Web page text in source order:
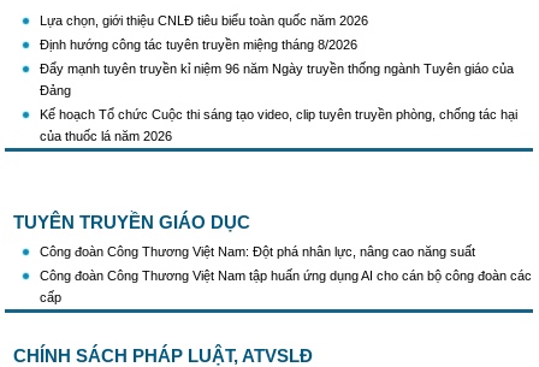
Lựa chọn, giới thiệu CNLĐ tiêu biểu toàn quốc năm 2026
Định hướng công tác tuyên truyền miệng tháng 8/2026
Đẩy mạnh tuyên truyền kỉ niệm 96 năm Ngày truyền thống ngành Tuyên giáo của
Đảng
Kế hoạch Tổ chức Cuộc thi sáng tạo video, clip tuyên truyền phòng, chống tác hại
của thuốc lá năm 2026
KH Triển khai Ch/tr hành động của CĐCTVN thực hiện Chỉ thị số 58/CT-TW ngày
tình hình mới"
truyền thống, ngày thành lập, ngày tái lập sau sắp xếp tổ chức bộ máy của hệ thống
chính trị
Triển khai truyền thông "Chiến dịch 500 ngày đêm đẩy mạnh thực hiện tìm kiếm, quy
Hướng dẫn tuyên truyền kỷ niệm 97 năm Ngày thành lập Công đoàn Việt Nam
TUYÊN TRUYỀN GIÁO DỤC
Công đoàn Công Thương Việt Nam: Đột phá nhân lực, nâng cao năng suất
Công đoàn Công Thương Việt Nam tập huấn ứng dụng AI cho cán bộ công đoàn các
cấp
CHÍNH SÁCH PHÁP LUẬT, ATVSLĐ